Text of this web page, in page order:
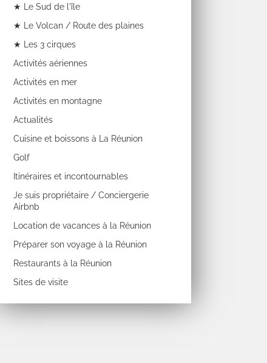
★ Le Sud de l'île
★ Le Volcan / Route des plaines
★ Les 3 cirques
Activités aériennes
Activités en mer
Activités en montagne
Actualités
Cuisine et boissons à La Réunion
Golf
Itinéraires et incontournables
Je suis propriétaire / Conciergerie
Airbnb
Location de vacances à la Réunion
Préparer son voyage à la Réunion
Restaurants à la Réunion
Sites de visite